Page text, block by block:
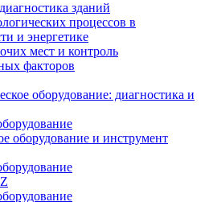
зданий
процессов в
и энергетике
мест и контроль
факторов
оборудование: диагностика и
оборудование и инструмент